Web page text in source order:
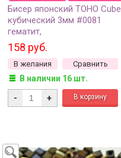
Бисер японский TOHO Cube
кубический 3мм #0081
гематит,
металлизированный, 5
грамм
158 руб.
В желания Сравнить
В наличии 16 шт.
- +